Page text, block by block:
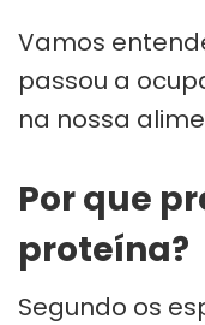
Vamos
passou a
na nossa
Por que
proteína?
Segundo os